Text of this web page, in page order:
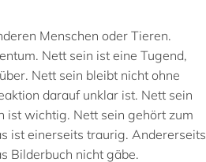
Menschen oder Tieren.
Nett sein ist eine Tugend,
Nett sein bleibt nicht ohne
darauf unklar ist. Nett sein
ist wichtig. Nett sein gehört zum
ist einerseits traurig. Andererseits
Bilderbuch nicht gäbe.